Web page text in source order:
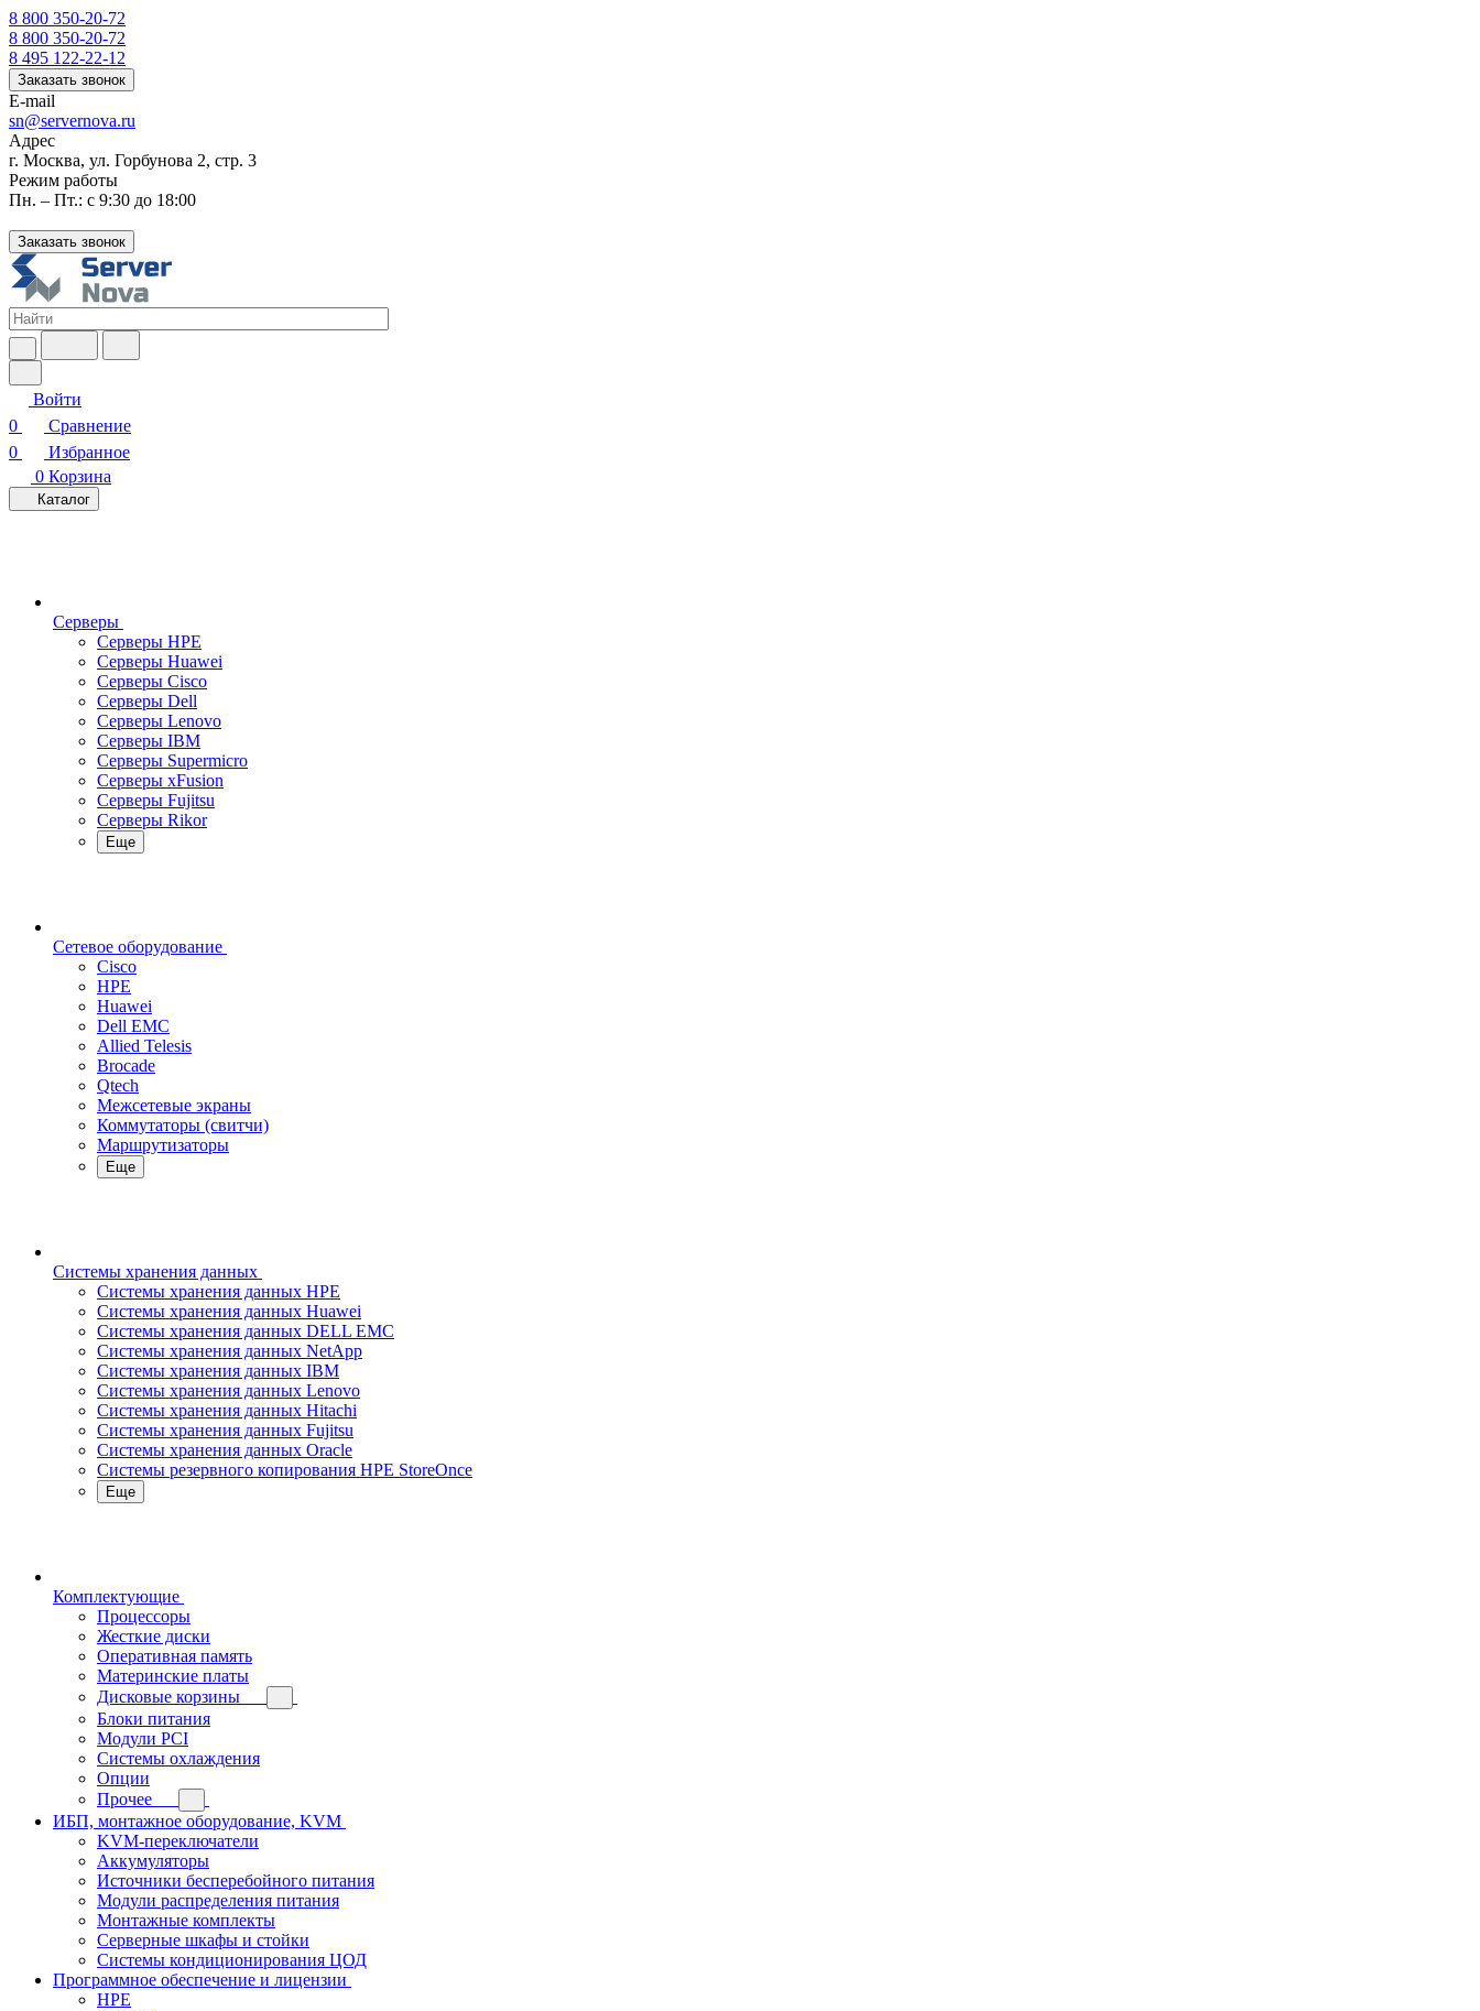
8 800 350-20-72
8 800 350-20-72
8 495 122-22-12
Заказать звонок
E-mail
sn@servernova.ru
Адрес
г. Москва, ул. Горбунова 2, стр. 3
Режим работы
Пн. – Пт.: с 9:30 до 18:00
Заказать звонок
Войти
0
Сравнение
0
Избранное
0 Корзина
Каталог
Серверы
Серверы HPE
Серверы Huawei
Серверы Cisco
Серверы Dell
Серверы Lenovo
Серверы IBM
Серверы Supermicro
Серверы xFusion
Серверы Fujitsu
Серверы Rikor
Еще
Сетевое оборудование
Cisco
HPE
Huawei
Dell EMC
Allied Telesis
Brocade
Qtech
Межсетевые экраны
Коммутаторы (свитчи)
Маршрутизаторы
Еще
Системы хранения данных
Системы хранения данных HPE
Системы хранения данных Huawei
Системы хранения данных DELL EMC
Cистемы хранения данных NetApp
Системы хранения данных IBM
Системы хранения данных Lenovo
Системы хранения данных Hitachi
Системы хранения данных Fujitsu
Системы хранения данных Oracle
Системы резервного копирования HPE StoreOnce
Еще
Комплектующие
Процессоры
Жесткие диски
Оперативная память
Материнские платы
Дисковые корзины
Блоки питания
Модули PCI
Системы охлаждения
Опции
Прочее
ИБП, монтажное оборудование, KVM
KVM-переключатели
Аккумуляторы
Источники бесперебойного питания
Модули распределения питания
Монтажные комплекты
Серверные шкафы и стойки
Системы кондиционирования ЦОД
Программное обеспечение и лицензии
HPE